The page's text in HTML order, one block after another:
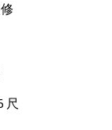
尺